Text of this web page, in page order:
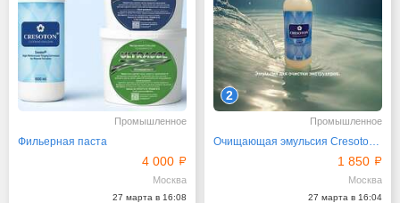
Промышленное
Фильерная паста
4 000
Москва
27 марта в 16:08
2
Промышленное
Очищающая эмульсия Cresoton Coratex
1 850
Москва
27 марта в 16:04